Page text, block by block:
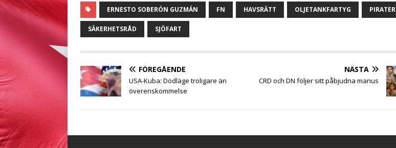
c
e
b
o
i
t
e
a
t
s
A
s
s
e
n
r
a
i
e
l
a
ERNESTO SOBERÓN GUZMÁN FN HAVSRÄTT OLJETANKFARTYG PIRATER
SÄKERHETSRÅD SJÖFART
FÖREGÅENDE
USA-Kuba: Dödläge troligare än
överenskommelse
NÄSTA
CRD och DN följer sitt påbjudna manus